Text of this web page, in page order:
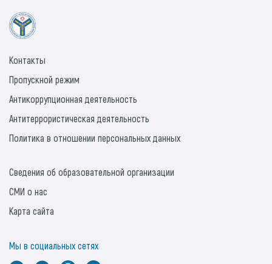
Контакты
Пропускной режим
Антикоррупционная деятельность
Антитеррористическая деятельность
Политика в отношении персональных данных
Сведения об образовательной организации
СМИ о нас
Карта сайта
Мы в социальных сетях